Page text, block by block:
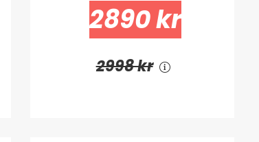
2890 kr
2998 kr